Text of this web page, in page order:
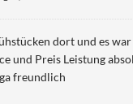
dort und es war
und Preis Leistung
freundlich